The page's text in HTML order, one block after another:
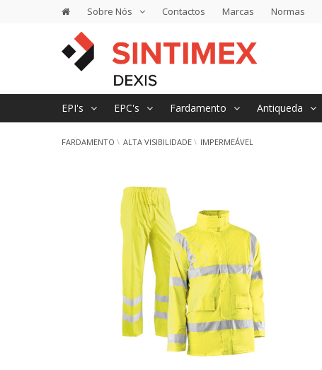
Sobre Nós Contactos Marcas Normas
EPI's EPC's Fardamento Antiqueda
FARDAMENTO ALTA VISIBILIDADE IMPERMEÁVEL